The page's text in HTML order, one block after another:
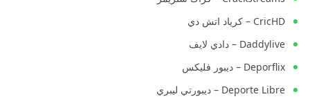
CricHD – كرياد اتش دي
Daddylive – دادي لايف
Deporflix – ديبور فليكس
Deporte Libre – ديبورتي ليبري